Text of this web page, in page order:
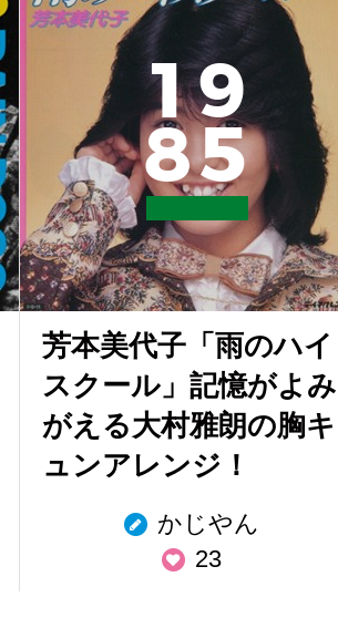
19
85
芳本美代子「雨のハイ
スクール」記憶がよみ
がえる大村雅朗の胸キ
ュンアレンジ！
かじやん
23